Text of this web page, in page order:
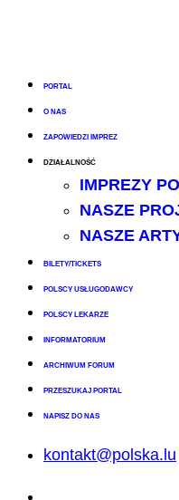
PORTAL
O NAS
ZAPOWIEDZI IMPREZ
DZIAŁALNOŚĆ
IMPREZY
NASZE
NASZE
BILETY/TICKETS
POLSCY USŁUGODAWCY
POLSCY LEKARZE
INFORMATORIUM
ARCHIWUM FORUM
PRZESZUKAJ PORTAL
NAPISZ DO NAS
kontakt@polska.lu